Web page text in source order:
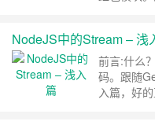
单后发现
什么鸟评
生存期，
续阅读 »
NodeJS中的Stream – 浅
前言:什么
码。跟随
入篇，好